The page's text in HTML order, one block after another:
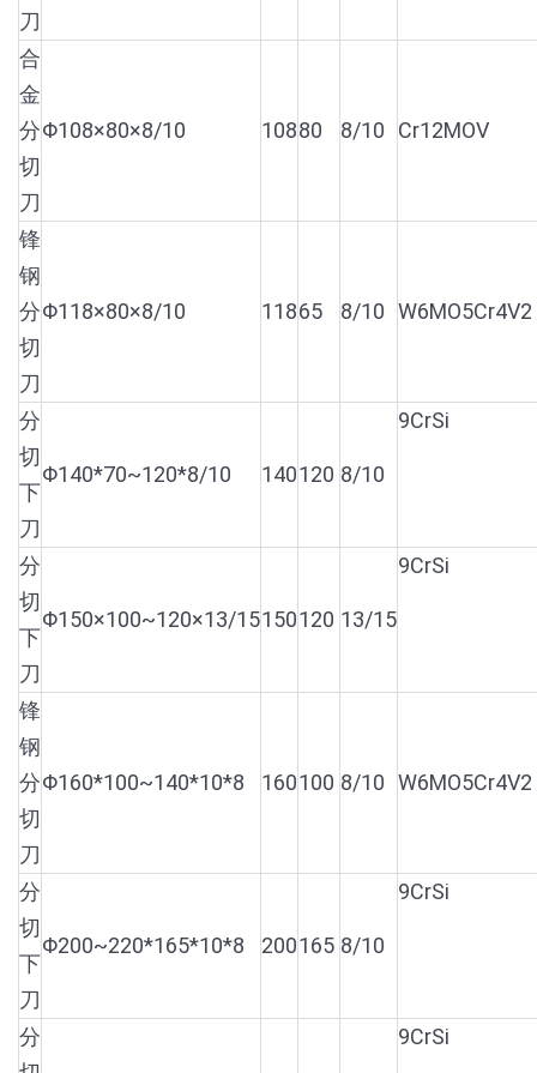
刀
合
金
分
切
刀
Φ108×80×8/10 10880 8/10 Cr12MOV
锋
钢
分
切
刀
Φ118×80×8/10 11865 8/10 W6MO5Cr4V2
分
切
下
刀
Φ140*70~120*8/10 140120 8/10
9CrSi
分
切
下
刀
Φ150×100~120×13/15150120 13/15
9CrSi
锋
钢
分
切
刀
Φ160*100~140*10*8 160100 8/10 W6MO5Cr4V2
分
切
下
刀
Φ200~220*165*10*8 200165 8/10
9CrSi
分
9CrSi